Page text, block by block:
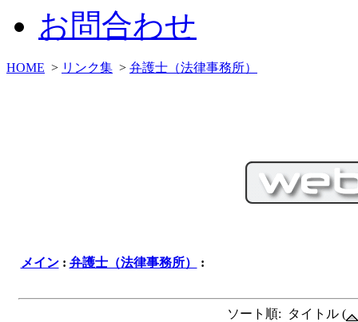
お問合わせ
HOME > リンク集 > 弁護士（法律事務所）
メイン: 弁護士（法律事務所） :
ソート順: タイトル (